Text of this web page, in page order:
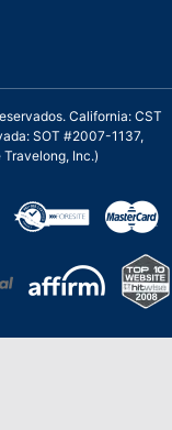
California: CST
SOT #2007-1137,
Inc.)